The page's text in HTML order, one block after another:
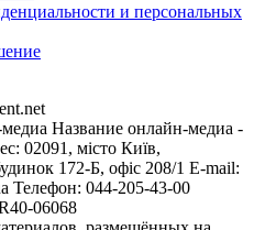
и персональных
Название онлайн-медиа -
02091, місто Київ,
172-Б, офіс 208/1 E-mail:
Телефон: 044-205-43-00
06068